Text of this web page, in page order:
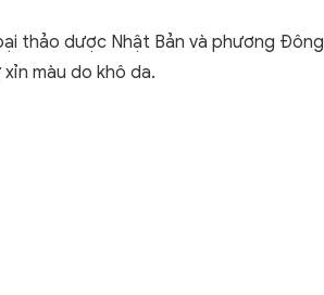
thảo dược Nhật Bản và phương Đông
màu do khô da.